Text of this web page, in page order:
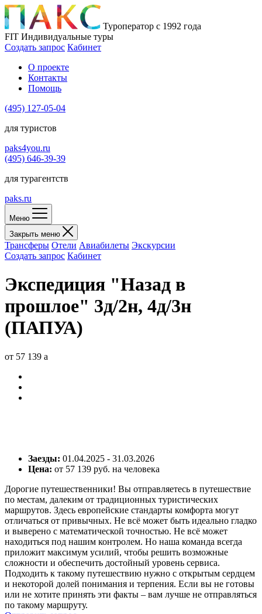
Туроператор с 1992 года
FIT Индивидуальные туры
Создать запрос Кабинет
О проекте
Контакты
Помощь
(495) 127-05-04
для туристов
paks4you.ru
(495) 646-39-39
для турагентств
paks.ru
Меню
Закрыть меню
Трансферы Отели Авиабилеты Экскурсии
Создать запрос Кабинет
Экспедиция "Назад в
прошлое" 3д/2н, 4д/3н
(ПАПУА)
от 57 139 a
Заезды: 01.04.2025 - 31.03.2026
Цена: от 57 139 руб. на человека
Дорогие путешественники! Вы отправляетесь в путешествие
по местам, далеким от традиционных туристических
маршрутов. Здесь европейские стандарты комфорта могут
отличаться от привычных. Не всё может быть идеально гладко
и выверено с математической точностью. Не всё может
находиться под нашим контролем. Но наша команда всегда
приложит максимум усилий, чтобы решить возможные
сложности и обеспечить достойный уровень сервиса.
Подходить к такому путешествию нужно с открытым сердцем
и некоторой долей понимания и терпения. Если вы не готовы
или не хотите принять эти факты – вам лучше не отправляться
по такому маршруту.